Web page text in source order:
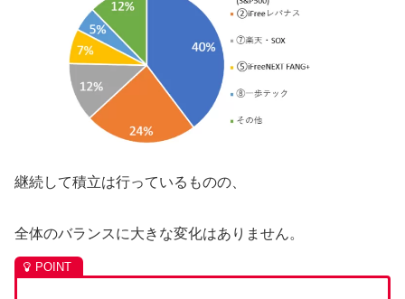
継続して積立は行っているものの、
全体のバランスに大きな変化はありません。